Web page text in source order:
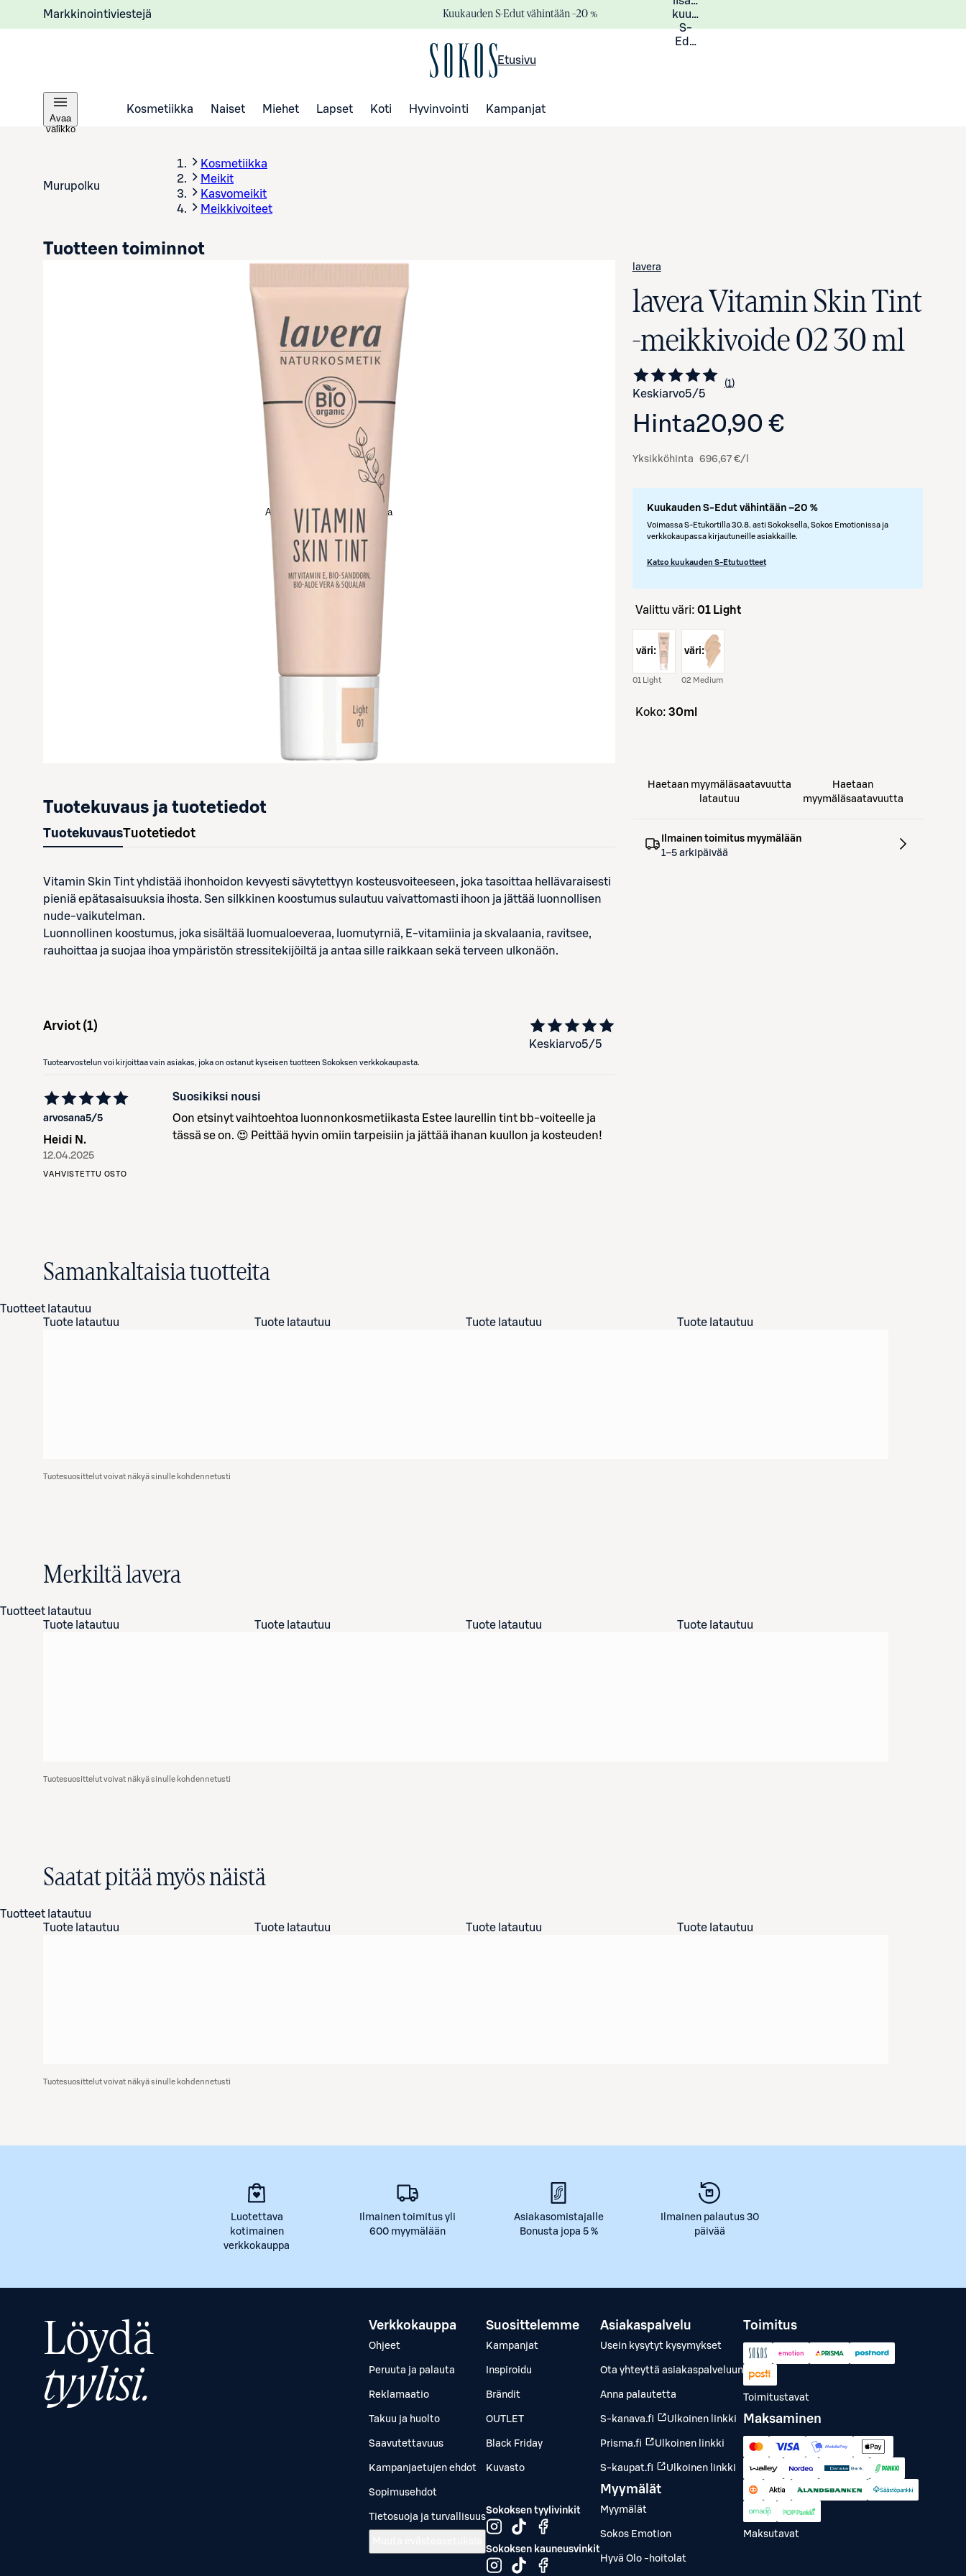
Markkinointiviestejä Kuukauden S-Edut vähintään –20 %
kuukauden
S-
Eduista
Etusivu
Avaa
valikko
Kosmetiikka Naiset Miehet Lapset Koti Hyvinvointi Kampanjat
Murupolku
Kosmetiikka
Meikit
Kasvomeikit
Meikkivoiteet
Avaa tuotekuva suurennettuna
lavera
lavera Vitamin Skin Tint
-meikkivoide 02 30 ml
Keskiarvo5/5 Siirry arvioihin
1
kappale
Hinta20,90 €
Yksikköhinta 696,67 €/l
Kuukauden S-Edut vähintään –20 %
Voimassa S-Etukortilla 30.8. asti Sokoksella, Sokos Emotionissa ja
verkkokaupassa kirjautuneille asiakkaille.
Katso kuukauden S-Etutuotteet
Tuotteen toiminnot
Valittu väri: 01 Light
väri:
01 Light
väri:
02 Medium
koko: 30ml
Haetaan myymäläsaatavuutta
latautuu
Haetaan
myymäläsaatavuutta
Ilmainen toimitus myymälään
1–5 arkipäivää
Tuotekuvaus ja tuotetiedot
TuotekuvausTuotetiedot
Vitamin Skin Tint yhdistää ihonhoidon kevyesti sävytettyyn kosteusvoiteeseen, joka tasoittaa hellävaraisesti
pieniä epätasaisuuksia ihosta. Sen silkkinen koostumus sulautuu vaivattomasti ihoon ja jättää luonnollisen
nude-vaikutelman.
Luonnollinen koostumus, joka sisältää luomualoeveraa, luomutyrniä, E-vitamiinia ja skvalaania, ravitsee,
rauhoittaa ja suojaa ihoa ympäristön stressitekijöiltä ja antaa sille raikkaan sekä terveen ulkonäön.
Arviot (1)
Keskiarvo5/5
Tuotearvostelun voi kirjoittaa vain asiakas, joka on ostanut kyseisen tuotteen Sokoksen verkkokaupasta.
arvosana5/5
Heidi N.
12.04.2025
VAHVISTETTU OSTO
Suosikiksi nousi
Oon etsinyt vaihtoehtoa luonnonkosmetiikasta Estee laurellin tint bb-voiteelle ja
tässä se on. 😍 Peittää hyvin omiin tarpeisiin ja jättää ihanan kuullon ja kosteuden!
Samankaltaisia tuotteita
Tuotteet latautuu
Tuote latautuu
Tuote latautuu Tuote latautuu Tuote latautuu
Tuotesuosittelut voivat näkyä sinulle kohdennetusti
Merkiltä lavera
Tuotteet latautuu
Tuote latautuu
Tuote latautuu Tuote latautuu Tuote latautuu
Tuotesuosittelut voivat näkyä sinulle kohdennetusti
Saatat pitää myös näistä
Tuotteet latautuu
Tuote latautuu
Tuote latautuu Tuote latautuu Tuote latautuu
Tuotesuosittelut voivat näkyä sinulle kohdennetusti
Luotettava
kotimainen
verkkokauppa
Ilmainen toimitus yli
600 myymälään
Asiakasomistajalle
Bonusta jopa 5 %
Ilmainen palautus 30
päivää
Löydä
tyylisi.
Verkkokauppa
Ohjeet
Peruuta ja palauta
Reklamaatio
Takuu ja huolto
Saavutettavuus
Kampanjaetujen ehdot
Sopimusehdot
Tietosuoja ja turvallisuus
Suosittelemme
Kampanjat
Inspiroidu
Brändit
OUTLET
Black Friday
Kuvasto
Sokoksen tyylivinkit
Sokoksen kauneusvinkit
Asiakaspalvelu
Usein kysytyt kysymykset
Ota yhteyttä asiakaspalveluun
Anna palautetta
S-kanava.fi Ulkoinen linkki
Prisma.fi Ulkoinen linkki
S-kaupat.fi Ulkoinen linkki
Myymälät
Myymälät
Sokos Emotion
Hyvä Olo -hoitolat
Toimitus
Toimitustavat
Maksaminen
Maksutavat